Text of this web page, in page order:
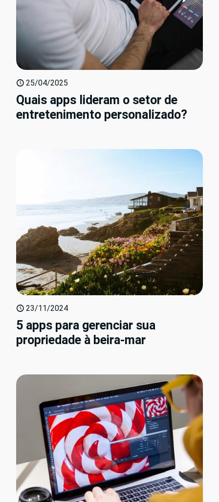
25/04/2025
Quais apps lideram o setor de
entretenimento personalizado?
23/11/2024
5 apps para gerenciar sua
propriedade à beira-mar